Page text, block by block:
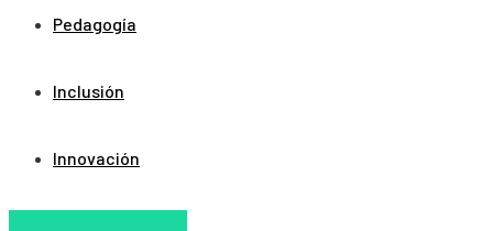
Pedagogía
Inclusión
Innovación